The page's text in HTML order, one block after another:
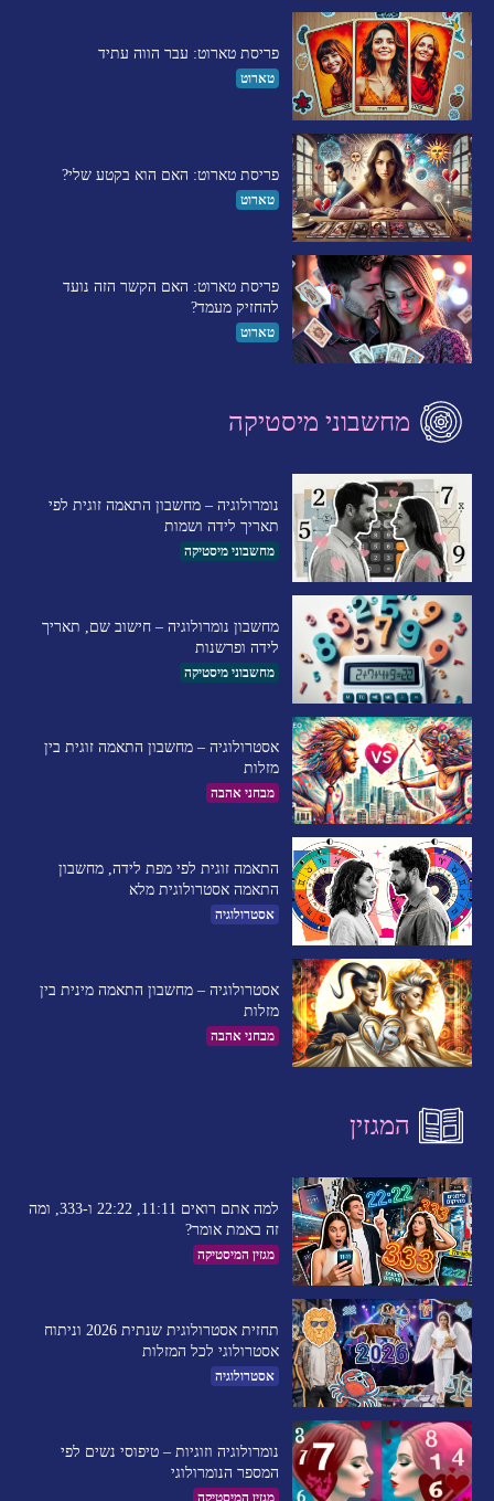
פריסת טארוט: עבר הווה עתיד
טארוט
פריסת טארוט: האם הוא בקטע שלי?
טארוט
פריסת טארוט: האם הקשר הזה נועד
להחזיק מעמד?
טארוט
מחשבוני מיסטיקה
נומרולוגיה – מחשבון התאמה זוגית לפי
תאריך לידה ושמות
מחשבוני מיסטיקה
מחשבון נומרולוגיה – חישוב שם, תאריך
לידה ופרשנות
מחשבוני מיסטיקה
אסטרולוגיה – מחשבון התאמה זוגית בין
מזלות
מבחני אהבה
התאמה זוגית לפי מפת לידה, מחשבון
התאמה אסטרולוגית מלא
אסטרולוגיה
אסטרולוגיה – מחשבון התאמה מינית בין
מזלות
מבחני אהבה
המגזין
למה אתם רואים 11:11, 22:22 ו-333, ומה
זה באמת אומר?
מגזין המיסטיקה
תחזית אסטרולוגית שנתית 2026 וניתוח
אסטרולוגי לכל המזלות
אסטרולוגיה
נומרולוגיה וזוגיות – טיפוסי נשים לפי
המספר הנומרולוגי
מגזין המיסטיקה